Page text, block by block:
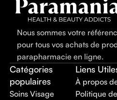
Nous sommes votre
pour tous vos achats de
parapharmacie en ligne.
Catégories
populaires
Soins Visage
Liens
À propos
Politique de